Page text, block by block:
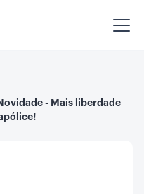
- Mais liberdade